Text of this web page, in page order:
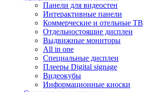
Панели для видеостен
Интерактивные панели
Коммерческие и отельные ТВ
Отдельностоящие дисплеи
Выдвижные мониторы
All in one
Специальные дисплеи
Плееры Digital signage
Видеокубы
Информационные киоски